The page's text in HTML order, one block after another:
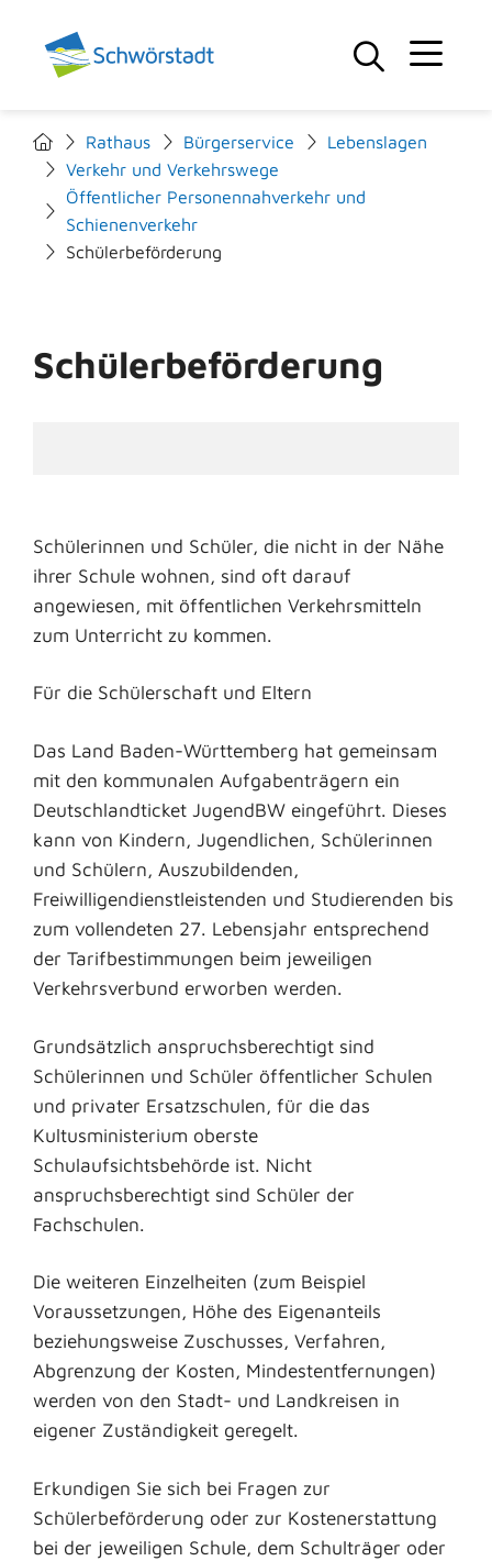
Rathaus Bürgerservice
Lebenslagen
Verkehr und Verkehrswege
Öffentlicher Personennahverkehr und
Schienenverkehr
Schülerbeförderung
Schülerbeförderung
Schülerinnen und Schüler, die nicht in der Nähe
ihrer Schule wohnen, sind oft darauf
angewiesen, mit öffentlichen Verkehrsmitteln
zum Unterricht zu kommen.
Für die Schülerschaft und Eltern
Das Land Baden-Württemberg hat gemeinsam
mit den kommunalen Aufgabenträgern ein
Deutschlandticket JugendBW eingeführt. Dieses
kann von Kindern, Jugendlichen, Schülerinnen
und Schülern, Auszubildenden,
Freiwilligendienstleistenden und Studierenden bis
zum vollendeten 27. Lebensjahr entsprechend
der Tarifbestimmungen beim jeweiligen
Verkehrsverbund erworben werden.
Grundsätzlich anspruchsberechtigt sind
Schülerinnen und Schüler öffentlicher Schulen
und privater Ersatzschulen, für die das
Kultusministerium oberste
Schulaufsichtsbehörde ist. Nicht
anspruchsberechtigt sind Schüler der
Fachschulen.
Die weiteren Einzelheiten (zum Beispiel
Voraussetzungen, Höhe des Eigenanteils
beziehungsweise Zuschusses, Verfahren,
Abgrenzung der Kosten, Mindestentfernungen)
werden von den Stadt- und Landkreisen in
eigener Zuständigkeit geregelt.
Erkundigen Sie sich bei Fragen zur
Schülerbeförderung oder zur Kostenerstattung
bei der jeweiligen Schule, dem Schulträger oder